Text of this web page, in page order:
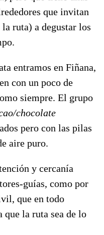
que invitan
ruta) a degustar los
entramos en Fiñana,
con un poco de
siempre. El grupo
chocolate
pero con las pilas
aire puro.
y cercanía
guías, como por
que en todo
que la ruta sea de lo